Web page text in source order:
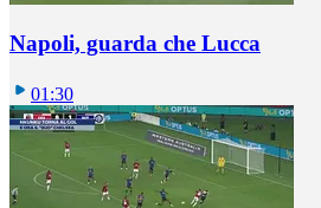
Napoli, guarda che Lucca
01:30